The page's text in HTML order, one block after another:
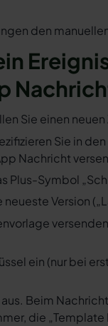
den
Sie einen neuen
Sie in
Nachricht
Plus-Symbol
Version
ein (nur bei
Beim
die